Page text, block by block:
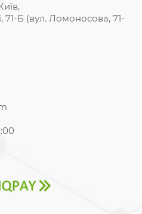
71-Б (вул. Ломоносова, 71-